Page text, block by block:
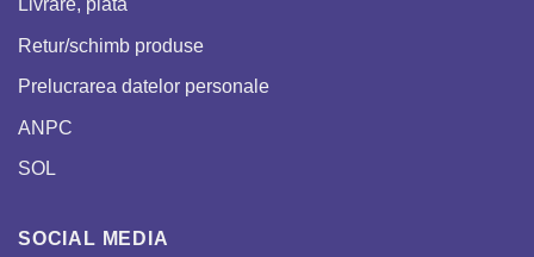
Livrare, plata
Retur/schimb produse
Prelucrarea datelor personale
ANPC
SOL
SOCIAL MEDIA